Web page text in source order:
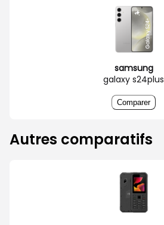
samsung
galaxy s24plus
Comparer
Autres comparatifs